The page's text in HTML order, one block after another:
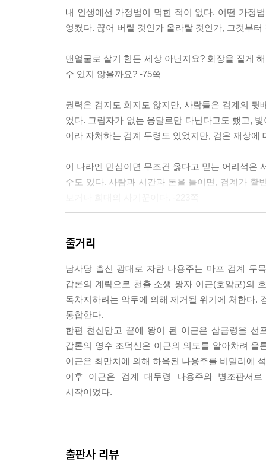
내 인생에선 가정법이 먹힌 적이 없다. 어떤 가정
엉켰다. 끊어 버릴 것인가 올라탈 것인가, 그것부
맨얼굴로 살기 힘든 세상 아닌지요? 화장을 짙게
수 있지 않을까요? -75쪽
권력은 검지도 희지도 않지만, 사람들은 검계의
었다. 그림자가 없는 응달로만 다닌다고도 했고,
이라 자처하는 검계 두령도 있었지만, 검은 재상에
이 나라엔 민심이면 무조건 옳다고 믿는 어리석은
수도 있다. 사람과 시간과 돈을 들이면, 검계가 활
지막이기도 했고 또 어떤 우정의 시작 혹은 악행
---본문 중에서
줄거리
남사당 출신 광대로 자란 나용주는 마포 검계 두
갑론의 계략으로 천출 소생 왕자 이근(호암군)의
독차지하려는 악두에 의해 제거될 위기에 처한다.
통합한다.
한편 천신만고 끝에 왕이 된 이근은 삼금령을 선
갑론의 영수 조덕신은 이근의 의도를 알아차려
이근은 최만치에 의해 하옥된 나용주를 비밀리에
이후 이근은 검계 대두령 나용주와 병조판서
시작이었다.
출판사 리뷰